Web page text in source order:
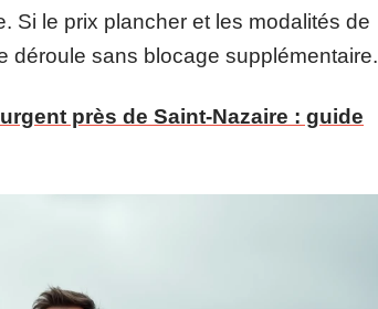
Si le prix plancher et les modalités de
déroule sans blocage supplémentaire.
près de Saint-Nazaire : guide